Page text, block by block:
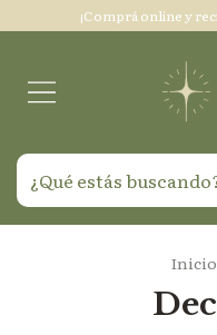
¡Comprá online y
Inicio